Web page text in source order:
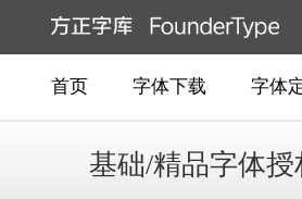
首页 字体下载 字体
基础/精品字体授